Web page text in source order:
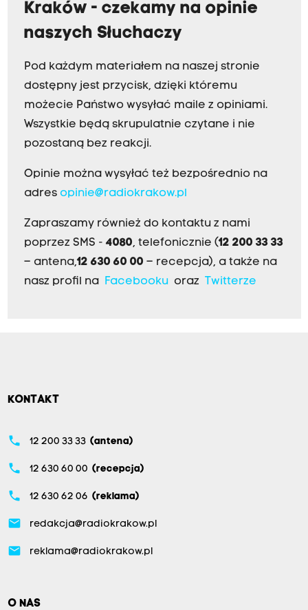
Kraków - czekamy na opinie
naszych Słuchaczy
Pod każdym materiałem na naszej stronie
dostępny jest przycisk, dzięki któremu
możecie Państwo wysyłać maile z opiniami.
Wszystkie będą skrupulatnie czytane i nie
pozostaną bez reakcji.
Opinie można wysyłać też bezpośrednio na
adres opinie@radiokrakow.pl
Zapraszamy również do kontaktu z nami
poprzez SMS - 4080, telefonicznie (12 200 33 33
– antena,12 630 60 00 – recepcja), a także na
nasz profil na Facebookuoraz Twitterze
KONTAKT
phone 12 200 33 33 (antena)
phone 12 630 60 00 (recepcja)
phone 12 630 62 06 (reklama)
email redakcja@radiokrakow.pl
email reklama@radiokrakow.pl
O NAS